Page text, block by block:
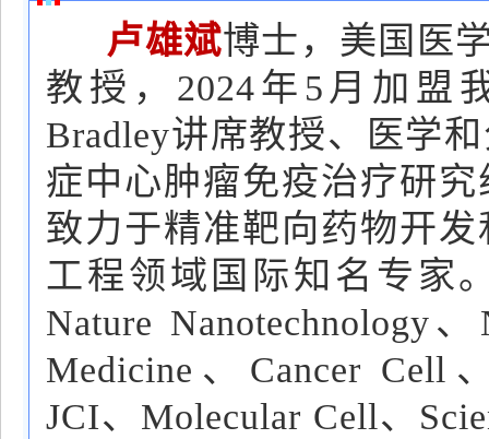
卢雄斌博士，美国医
教授，2024年5月加盟
Bradley讲席教授、医学
症中心肿瘤免疫治疗研
致力于精准靶向药物开
工程领域国际知名专家
Nature Nanotechnology
Medicine、Cancer Cell
JCI、Molecular Cell、